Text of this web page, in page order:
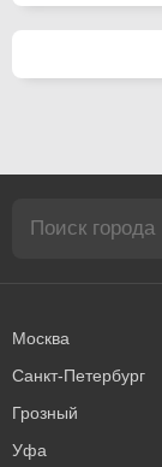
Москва
Санкт-Петербург
Грозный
Уфа